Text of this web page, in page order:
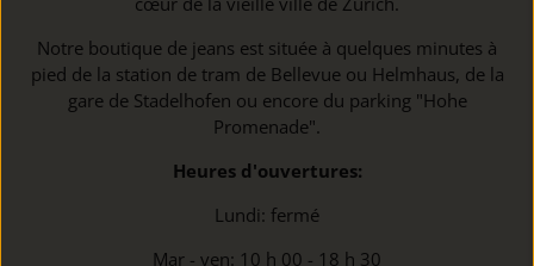
Notre boutique de jeans est située à quelques minutes à
pied de la station de tram de Bellevue ou Helmhaus, de la
gare de Stadelhofen ou encore du parking "Hohe
Promenade".
Heures d'ouvertures:
Lundi: fermé
Mar - ven: 10 h 00 - 18 h 30